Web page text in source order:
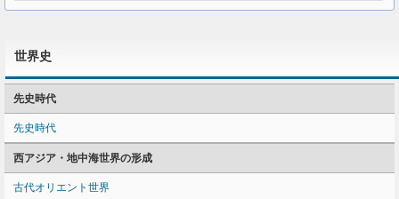
世界史
先史時代
先史時代
西アジア・地中海世界の形成
古代オリエント世界